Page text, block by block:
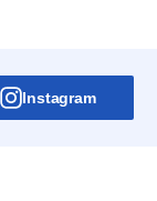
Instagram